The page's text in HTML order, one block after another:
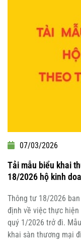
07/03/2026
Tải mẫu biểu khai
18/2026 hộ kinh
Thông tư 18/2026
định về việc thực
quý 1/2026 trở đi.
khai sàn thương mại